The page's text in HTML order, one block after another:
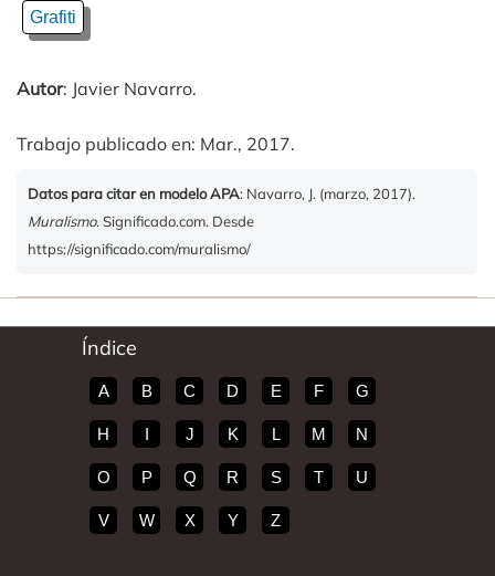
Grafiti
Autor: Javier Navarro.
Trabajo publicado en: Mar., 2017.
Datos para citar en modelo APA: Navarro, J. (marzo, 2017).
Muralismo. Significado.com. Desde
https://significado.com/muralismo/
Índice
A B C D E F G
H J K L M N
O P Q R S T U
V W X Y Z